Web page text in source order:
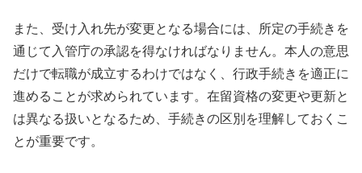
また、受け入れ先が変更となる場合には、所定の手続きを
通じて入管庁の承認を得なければなりません。本人の意思
だけで転職が成立するわけではなく、行政手続きを適正に
進めることが求められています。在留資格の変更や更新と
は異なる扱いとなるため、手続きの区別を理解しておくこ
とが重要です。